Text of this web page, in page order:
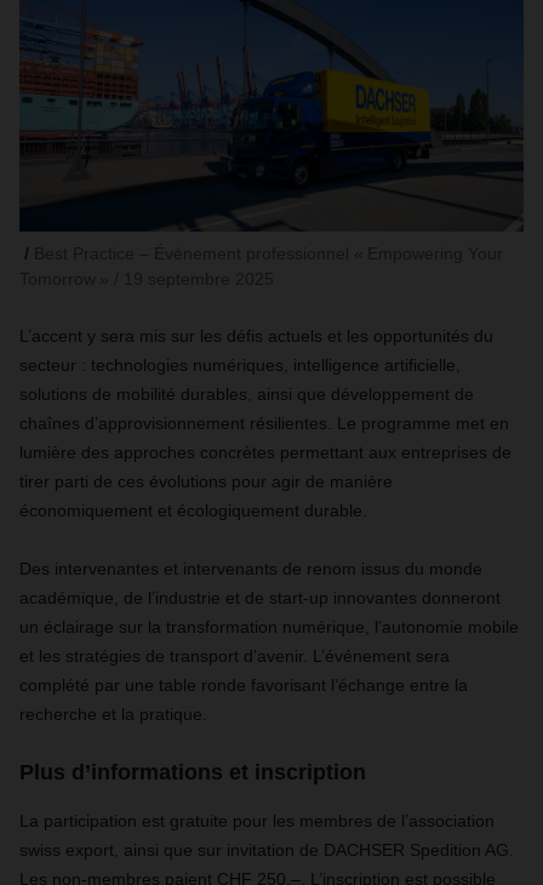
L’accent y sera mis sur les défis actuels et les opportunités du
secteur : technologies numériques, intelligence artificielle,
solutions de mobilité durables, ainsi que développement de
chaînes d’approvisionnement résilientes. Le programme met en
lumière des approches concrètes permettant aux entreprises de
tirer parti de ces évolutions pour agir de manière
économiquement et écologiquement durable.
Des intervenantes et intervenants de renom issus du monde
académique, de l’industrie et de start-up innovantes donneront
un éclairage sur la transformation numérique, l’autonomie mobile
et les stratégies de transport d’avenir. L’événement sera
complété par une table ronde favorisant l’échange entre la
recherche et la pratique.
Plus d’informations et inscription
La participation est gratuite pour les membres de l’association
swiss export, ainsi que sur invitation de DACHSER Spedition AG.
Les non-membres paient CHF 250.–. L’inscription est possible